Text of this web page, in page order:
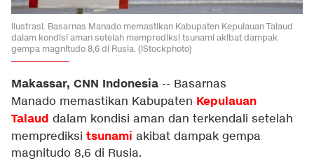
Ilustrasi. Basarnas Manado memastikan Kabupaten Kepulauan Talaud
dalam kondisi aman setelah memprediksi tsunami akibat dampak
gempa magnitudo 8,6 di Rusia. (iStockphoto)
Makassar, CNN Indonesia -- Basarnas
Manado memastikan Kabupaten Kepulauan
Talaud dalam kondisi aman dan terkendali setelah
memprediksi tsunami akibat dampak gempa
magnitudo 8,6 di Rusia.